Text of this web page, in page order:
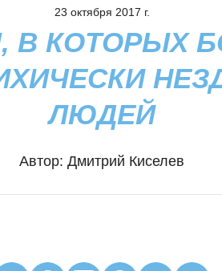
23 октября 2017 г.
В КОТОРЫХ
ЛЮДЕЙ
Автор: Дмитрий Киселев